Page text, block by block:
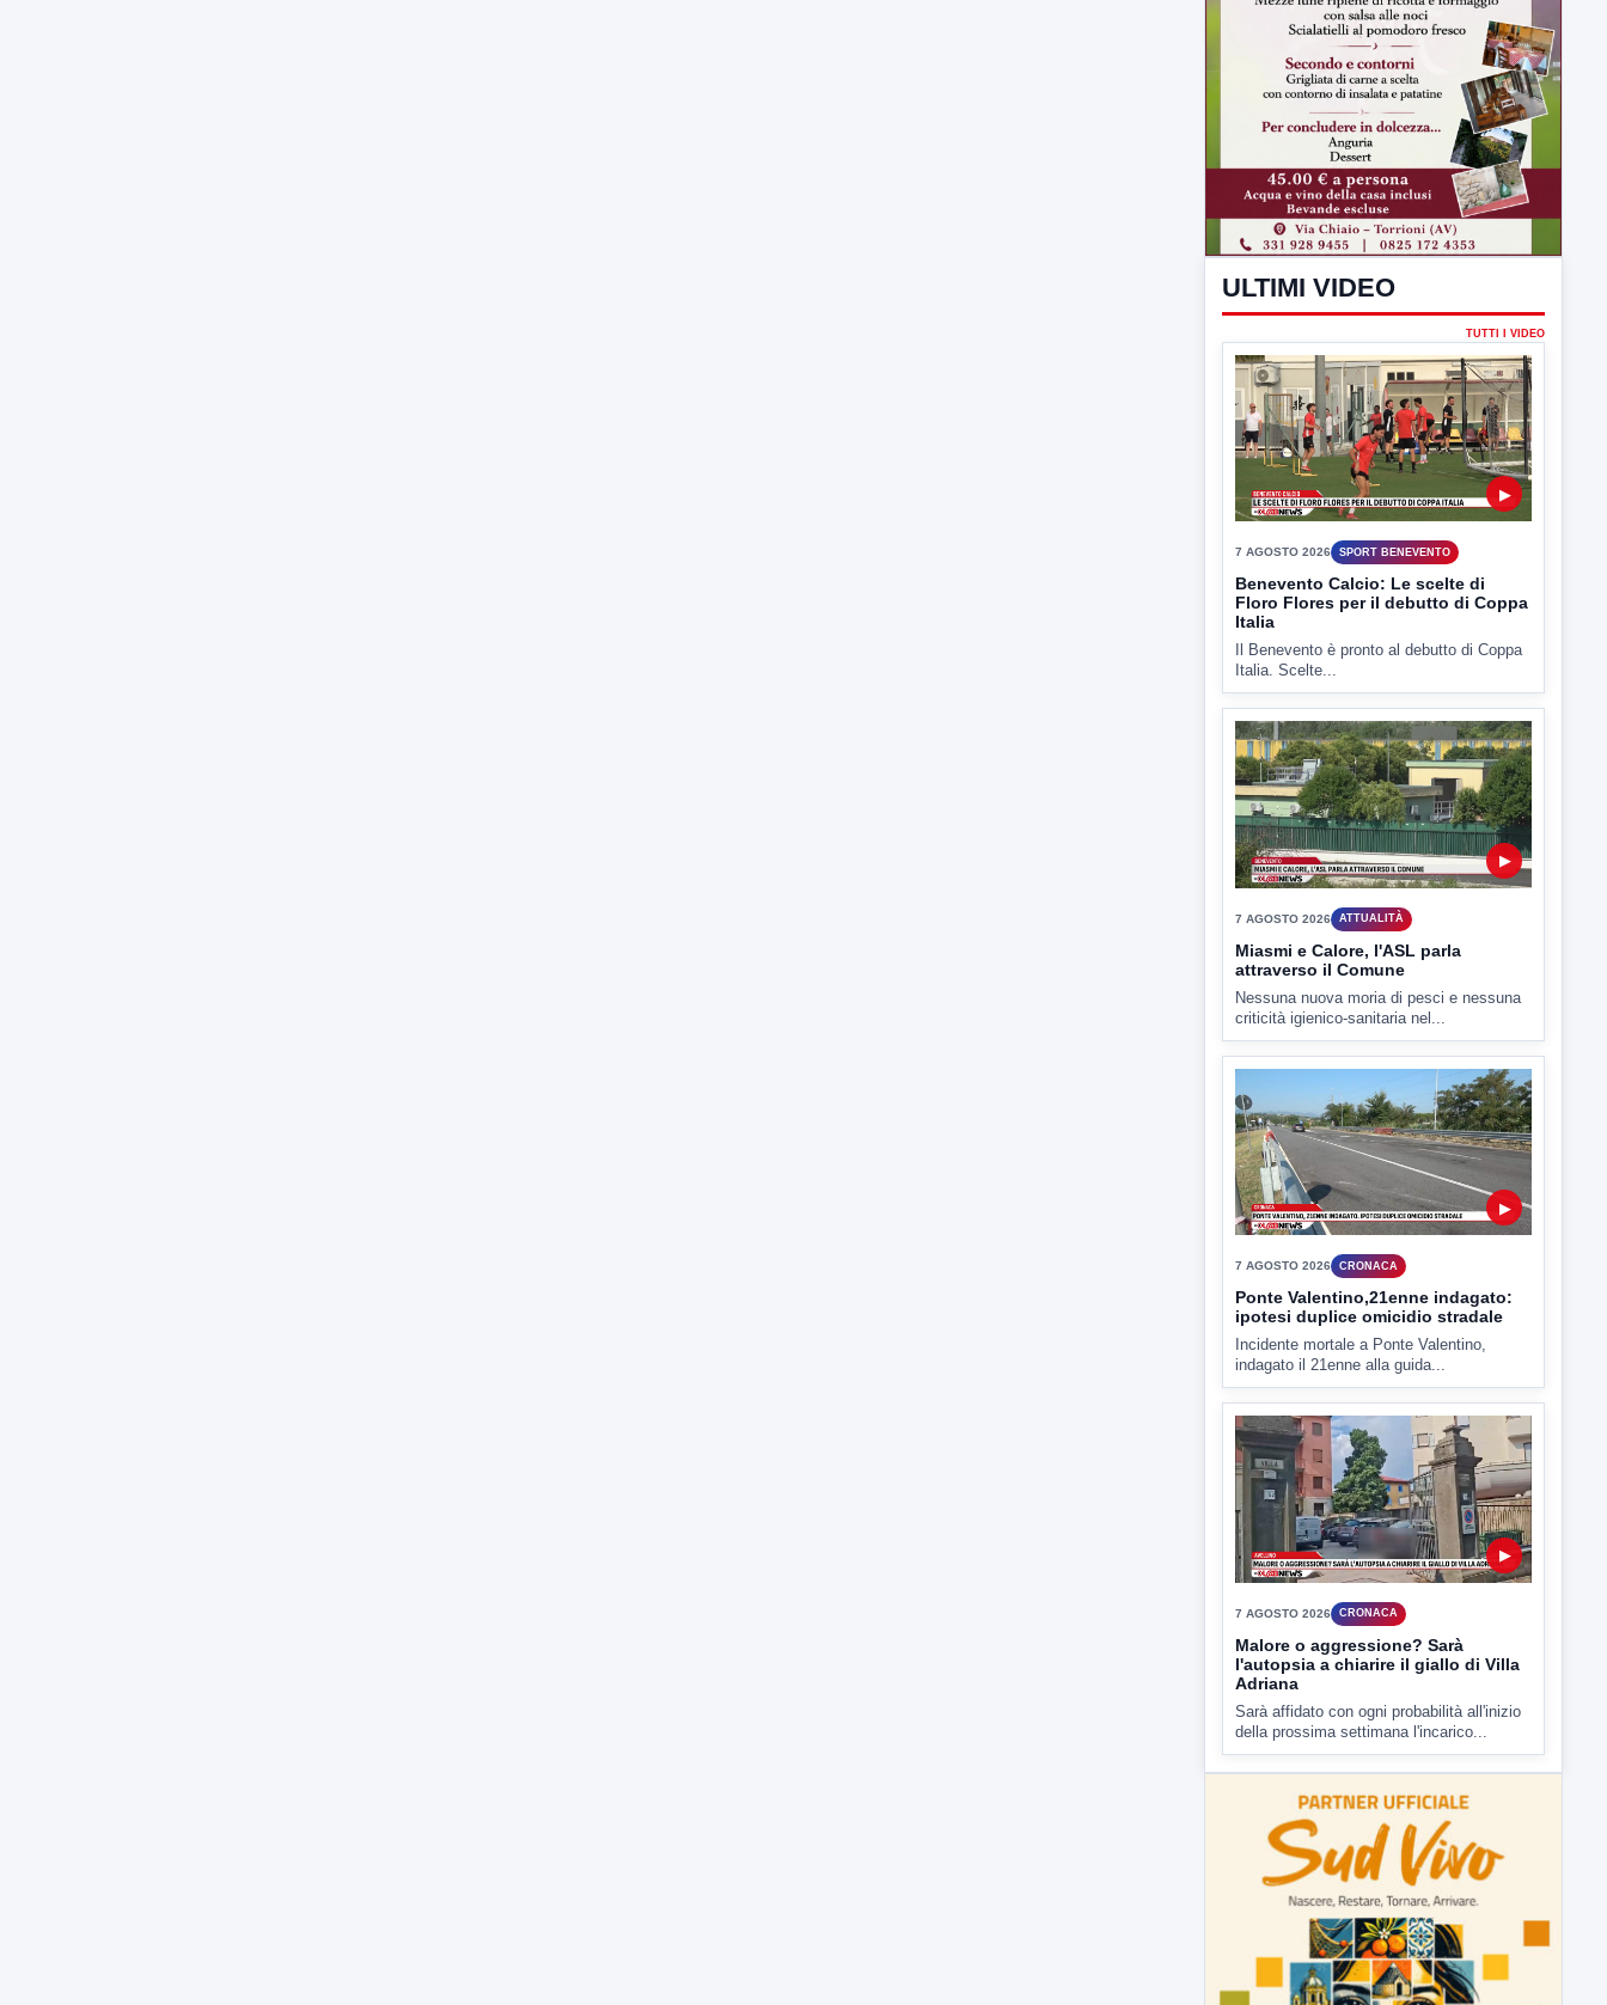
ULTIMI VIDEO
TUTTI I VIDEO
▶
7 AGOSTO 2026 SPORT BENEVENTO
Benevento Calcio: Le scelte di
Floro Flores per il debutto di Coppa
Italia
Il Benevento è pronto al debutto di Coppa
Italia. Scelte...
▶
7 AGOSTO 2026 ATTUALITÀ
Miasmi e Calore, l'ASL parla
attraverso il Comune
Nessuna nuova moria di pesci e nessuna
criticità igienico-sanitaria nel...
▶
7 AGOSTO 2026 CRONACA
Ponte Valentino,21enne indagato:
ipotesi duplice omicidio stradale
Incidente mortale a Ponte Valentino,
indagato il 21enne alla guida...
▶
7 AGOSTO 2026 CRONACA
Malore o aggressione? Sarà
l'autopsia a chiarire il giallo di Villa
Adriana
Sarà affidato con ogni probabilità all'inizio
della prossima settimana l'incarico...